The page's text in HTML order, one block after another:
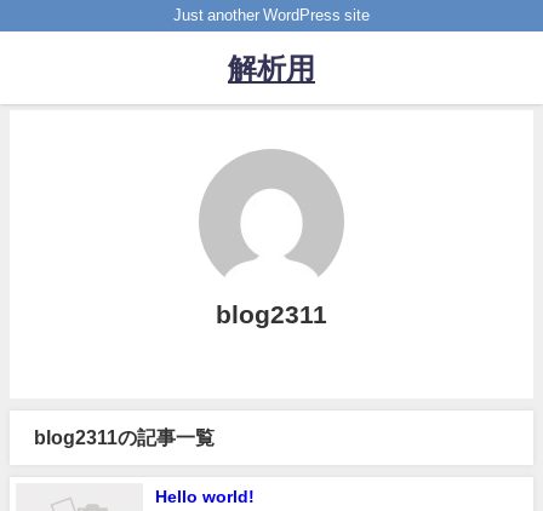
Just another WordPress site
解析用
blog2311
blog2311の記事一覧
Hello world!